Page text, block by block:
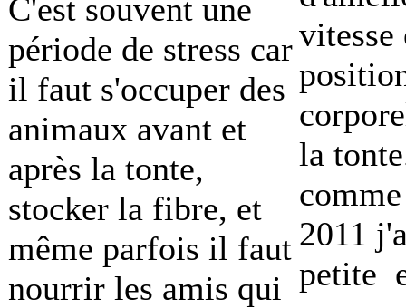
C'est souvent une
période de stress car
il faut s'occuper des
animaux avant et
après la tonte,
stocker la fibre, et
même parfois il faut
nourrir les amis qui
vitesse
la
2011
petite